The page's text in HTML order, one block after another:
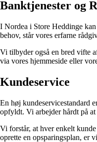
Banktjenester og
I Nordea i Store Heddinge
behov, står vores erfarne
Vi tilbyder også en bred vifte
via vores hjemmeside eller
Kundeservice
En høj kundeservicestandard
opfyldt. Vi arbejder hårdt på
Vi forstår, at hver enkelt
oprette en opsparingsplan, er